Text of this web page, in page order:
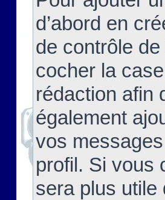
d’abord en
de contrôle
cocher la case
rédaction afin
également
vos
profil. Si vous
sera plus utile